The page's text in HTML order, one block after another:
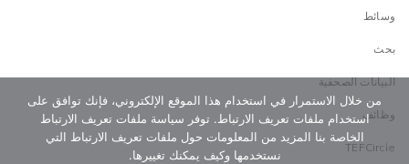
وسائط
بحث
البيانات الصحفية
وظائف
TEFCircle
من خلال الاستمرار في استخدام هذا الموقع الإلكتروني، فإنك توافق على
استخدام ملفات تعريف الارتباط. توفر سياسة ملفات تعريف الارتباط
الخاصة بنا المزيد من المعلومات حول ملفات تعريف الارتباط التي
نستخدمها وكيف يمكنك تغييرها.